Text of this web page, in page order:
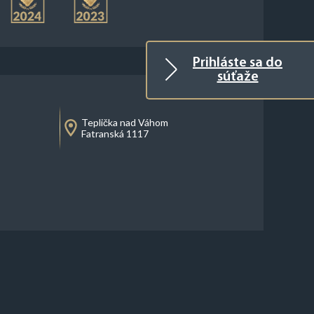
Prihláste sa do
súťaže
Teplička nad Váhom
Fatranská 1117